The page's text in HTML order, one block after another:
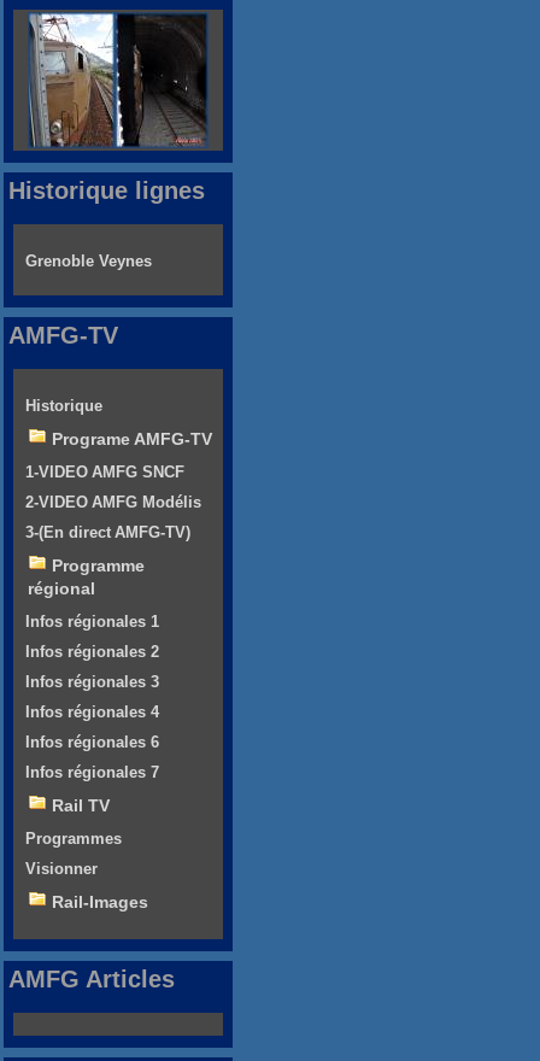
Historique lignes
Grenoble Veynes
AMFG-TV
Historique
Programe AMFG-TV
1-VIDEO AMFG SNCF
2-VIDEO AMFG Modélis
3-(En direct AMFG-TV)
Programme
régional
Infos régionales 1
Infos régionales 2
Infos régionales 3
Infos régionales 4
Infos régionales 6
Infos régionales 7
Rail TV
Programmes
Visionner
Rail-Images
AMFG Articles